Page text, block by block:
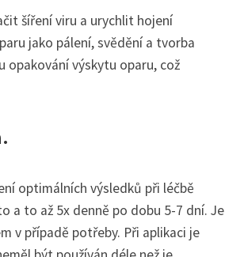
šíření viru a urychlit hojení
jako pálení, svědění a tvorba
opakování výskytu oparu, což
optimálních výsledků při léčbě
a to až 5x denně po dobu 5-7 dní. Je
v případě potřeby. Při aplikaci je